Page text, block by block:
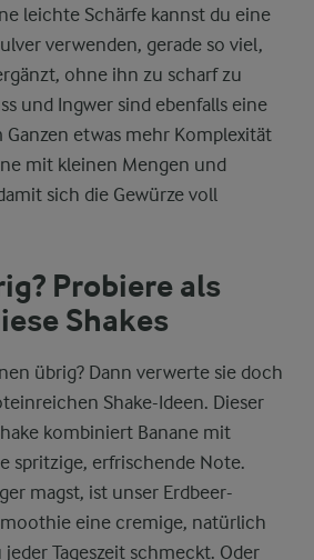
leichte Schärfe kannst du eine
verwenden, gerade so viel,
ohne ihn zu scharf zu
und Ingwer sind ebenfalls eine
Ganzen etwas mehr Komplexität
mit kleinen Mengen und
sich die Gewürze voll
Probiere als
Shakes
übrig? Dann verwerte sie doch
Shake-Ideen. Dieser
kombiniert Banane mit
spritzige, erfrischende Note.
magst, ist unser Erdbeer-
eine cremige, natürlich
Tageszeit schmeckt. Oder